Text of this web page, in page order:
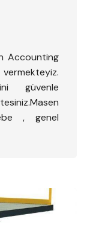
Accounting
güvenle
, genel